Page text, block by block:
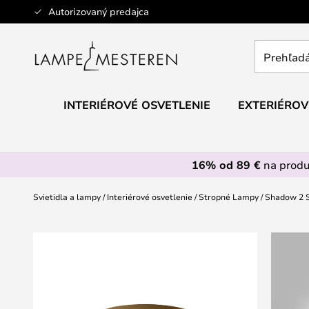
Autorizovaný predajca
Skip
to
obchod
INTERIÉROVÉ OSVETLENIE
16% od 89 €na
Svietidla a lampy Interiérové osvetlenie Stropné Lampy Shadow 2